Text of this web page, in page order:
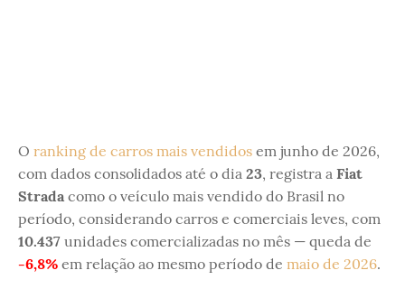
O ranking de carros mais vendidos em junho de 2026,
com dados consolidados até o dia 23, registra a Fiat
Strada como o veículo mais vendido do Brasil no
período, considerando carros e comerciais leves, com
10.437 unidades comercializadas no mês — queda de
-6,8% em relação ao mesmo período de maio de 2026.